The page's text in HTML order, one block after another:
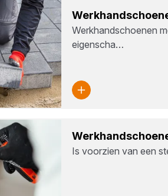
Werkhandschoenen
eigenscha…
Is voorzien van een